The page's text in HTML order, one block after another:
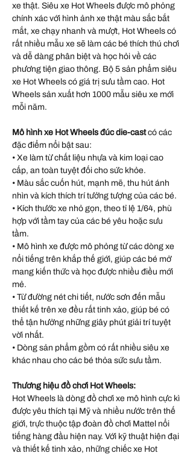
xe thật. Siêu xe Hot Wheels được mô phỏng
chính xác với hình ảnh xe thật màu sắc bắt
mắt, xe chạy nhanh và mượt, Hot Wheels có
rất nhiều mẫu xe sẽ làm các bé thích thú chơi
và dễ dàng phân biệt và học hỏi về các
phương tiện giao thông. Bộ 5 sản phẩm siêu
xe Hot Wheels có giá trị sưu tầm cao. Hot
Wheels sản xuất hơn 1000 mẫu siêu xe mới
mỗi năm.
Mô hình xe Hot Wheels đúc die-castcó các
đặc điểm nổi bật sau:
• Xe làm từ chất liệu nhựa và kim loại cao
cấp, an toàn tuyệt đối cho sức khỏe.
• Màu sắc cuốn hút, mạnh mẽ, thu hút ánh
nhìn và kích thích trí tưởng tượng của các bé.
• Kích thước xe nhỏ gọn, theo tỉ lệ 1/64, phù
hợp với tầm tay của các bé yêu hoặc sưu
tầm.
• Mô hình xe được mô phỏng từ các dòng xe
nổi tiếng trên khắp thế giới, giúp các bé mở
mang kiến thức và học được nhiều điều mới
mẻ.
• Từ đường nét chi tiết, nước sơn đến mẫu
thiết kế trên xe đều rất tinh xảo, giúp bé có
thể tận hưởng những giây phút giải trí tuyệt
vời nhất.
• Dòng sản phẩm gồm có rất nhiều siêu xe
khác nhau cho các bé thỏa sức sưu tầm.
Thương hiệu đồ chơi Hot Wheels:
Hot Wheels là dòng đồ chơi xe mô hình cực kì
được yêu thích tại Mỹ và nhiều nước trên thế
giới, trực thuộc tập đoàn đồ chơi Mattel nổi
tiếng hàng đầu hiện nay. Với kỹ thuật hiện đại
và thiết kế tinh xảo, những chiếc xe Hot